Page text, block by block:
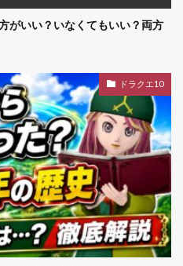
がいい？いなくてもいい？両方
ドラクエ10